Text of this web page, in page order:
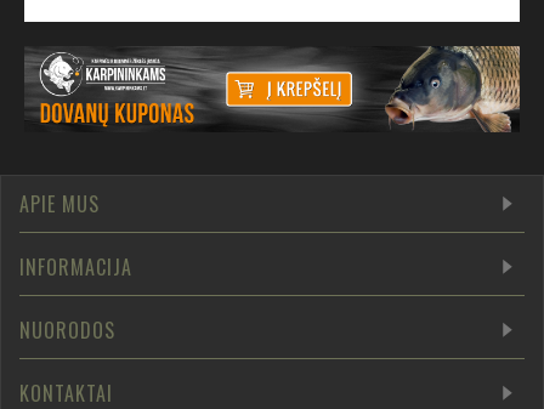
APIE MUS
INFORMACIJA
NUORODOS
KONTAKTAI